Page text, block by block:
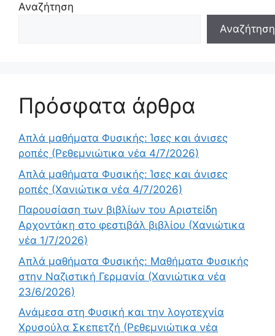
Αναζήτηση
Αναζήτηση
Πρόσφατα άρθρα
Απλά μαθήματα Φυσικής: Ίσες και άνισες
ροπές (Ρεθεμνιώτικα νέα 4/7/2026)
Απλά μαθήματα Φυσικής: Ίσες και άνισες
ροπές (Χανιώτικα νέα 4/7/2026)
Παρουσίαση των βιβλίων του Αριστείδη
Αρχοντάκη στο φεστιβάλ βιβλίου (Χανιώτικα
νέα 1/7/2026)
Απλά μαθήματα Φυσικής: Μαθήματα Φυσικής
στην Ναζιστική Γερμανία (Χανιώτικα νέα
23/6/2026)
Ανάμεσα στη Φυσική και την λογοτεχνία
Χρυσούλα Σκεπετζή (Ρεθεμνιώτικα νέα